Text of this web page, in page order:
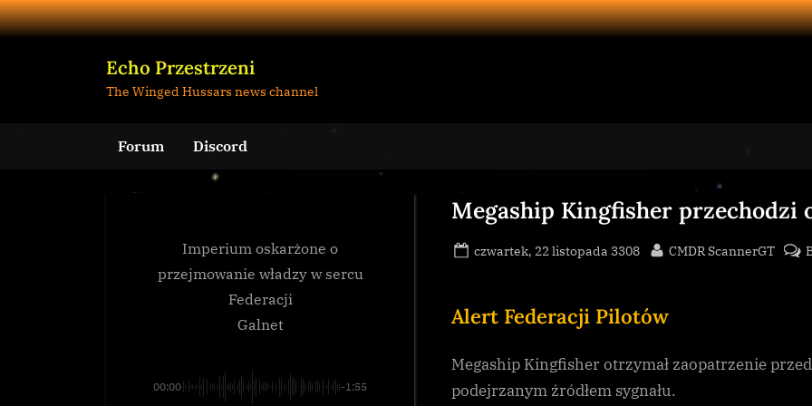
Skip
to
Echo Przestrzeni
The Winged Hussars news channel
Forum Discord
Megaship Kingfisher przechodzi
Posted
czwartek, 22 listopada 3308 By
CMDR ScannerGT
Alert Federacji Pilotów
Megaship Kingfisher otrzymał zaopatrzenie
podejrzanym źródłem sygnału.
Imperium oskarżone o
przejmowanie władzy w sercu
Federacji
Galnet
00:00 -1:55